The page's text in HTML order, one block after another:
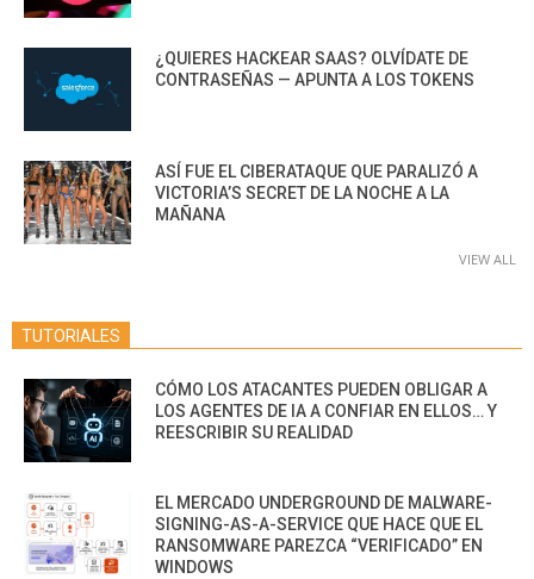
¿QUIERES HACKEAR SAAS? OLVÍDATE DE
CONTRASEÑAS — APUNTA A LOS TOKENS
ASÍ FUE EL CIBERATAQUE QUE PARALIZÓ A
VICTORIA’S SECRET DE LA NOCHE A LA
MAÑANA
VIEW ALL
TUTORIALES
CÓMO LOS ATACANTES PUEDEN OBLIGAR A
LOS AGENTES DE IA A CONFIAR EN ELLOS… Y
REESCRIBIR SU REALIDAD
EL MERCADO UNDERGROUND DE MALWARE-
SIGNING-AS-A-SERVICE QUE HACE QUE EL
RANSOMWARE PAREZCA “VERIFICADO” EN
WINDOWS